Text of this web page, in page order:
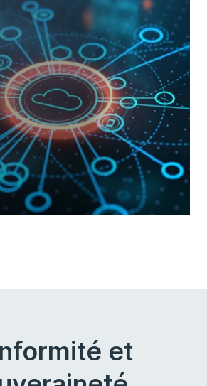
profondeur la sécurité de
cloud, identifiez
spécifiques et
infrastructures pour
pratiques cloud
d’initiation de vos projets.
et